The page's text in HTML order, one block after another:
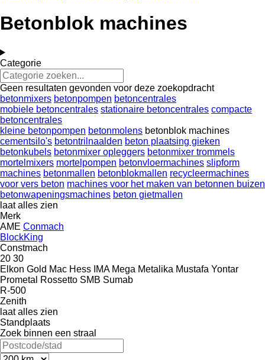
Betonblok machines
Categorie
Geen resultaten gevonden voor deze zoekopdracht
betonmixers betonpompen betoncentrales
mobiele betoncentrales stationaire betoncentrales compacte
betoncentrales
kleine betonpompen betonmolens betonblok machines
cementsilo's betontrilnaalden beton plaatsing gieken
betonkubels betonmixer opleggers betonmixer trommels
mortelmixers mortelpompen betonvloermachines slipform
machines betonmallen betonblokmallen recycleermachines
voor vers beton machines voor het maken van betonnen buizen
betonwapeningsmachines beton gietmallen
laat alles zien
Merk
AME Conmach
BlockKing
Constmach
20 30
Elkon Gold Mac Hess IMA Mega Metalika Mustafa Yontar
Prometal
Rossetto SMB Sumab
R-500
Zenith
laat alles zien
Standplaats
Zoek binnen een straal